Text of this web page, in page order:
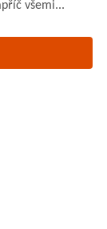
všemi...